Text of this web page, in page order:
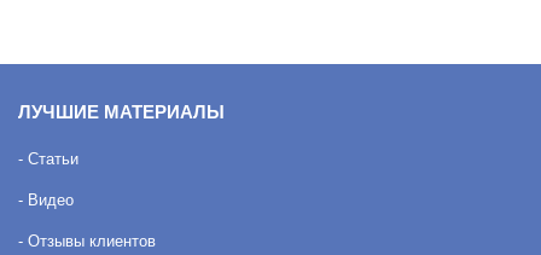
ЛУЧШИЕ МАТЕРИАЛЫ
- Статьи
- Видео
- Отзывы клиентов